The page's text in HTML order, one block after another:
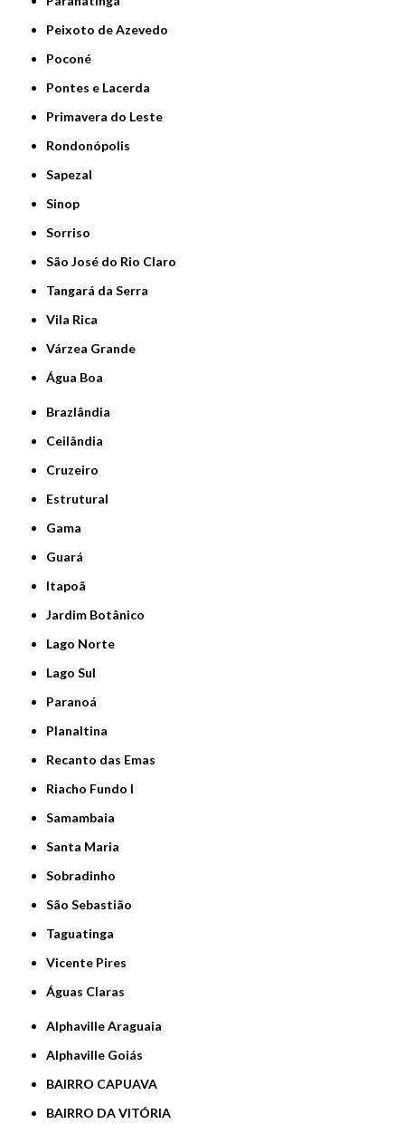
Peixoto de Azevedo
Poconé
Pontes e Lacerda
Primavera do Leste
Rondonópolis
Sapezal
Sinop
Sorriso
São José do Rio Claro
Tangará da Serra
Vila Rica
Várzea Grande
Água Boa
Brazlândia
Ceilândia
Cruzeiro
Estrutural
Gama
Guará
Itapoã
Jardim Botânico
Lago Norte
Lago Sul
Paranoá
Planaltina
Recanto das Emas
Riacho Fundo I
Samambaia
Santa Maria
Sobradinho
São Sebastião
Taguatinga
Vicente Pires
Águas Claras
Alphaville Araguaia
Alphaville Goiás
BAIRRO CAPUAVA
BAIRRO DA VITÓRIA